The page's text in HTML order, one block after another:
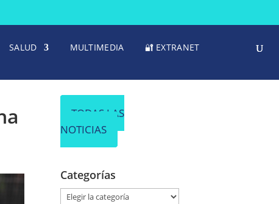
SALUD MULTIMEDIA 🔐 EXTRANET
TODAS LAS
NOTICIAS
Categorías